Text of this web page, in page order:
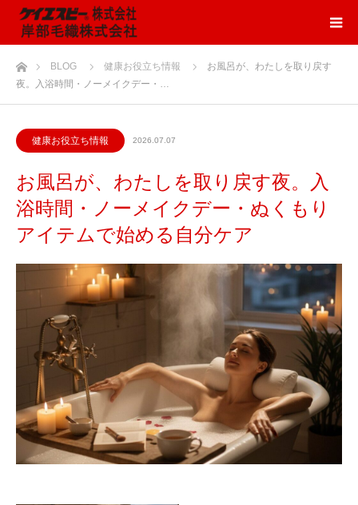
ホームBLOG 健康お役立ち情報
お風呂が、わたしを取り戻す
夜。入浴時間・ノーメイクデー・…
健康お役立ち情報 2026.07.07
お風呂が、わたしを取り戻す夜。入
浴時間・ノーメイクデー・ぬくもり
アイテムで始める自分ケア